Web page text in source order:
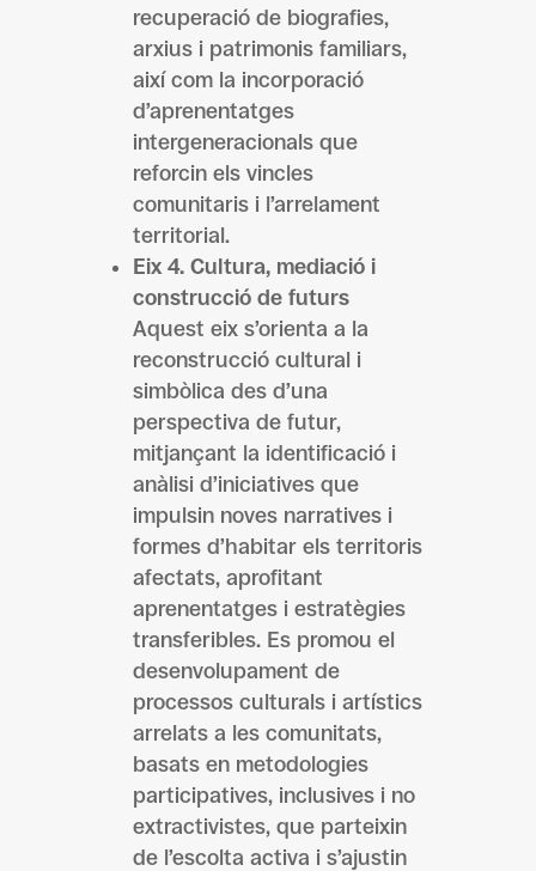
recuperació de biografies,
arxius i patrimonis familiars,
així com la incorporació
d’aprenentatges
intergeneracionals que
reforcin els vincles
comunitaris i l’arrelament
territorial.
Eix 4. Cultura, mediació i
construcció de futurs
Aquest eix s’orienta a la
reconstrucció cultural i
simbòlica des d’una
perspectiva de futur,
mitjançant la identificació i
anàlisi d’iniciatives que
impulsin noves narratives i
formes d’habitar els territoris
afectats, aprofitant
aprenentatges i estratègies
transferibles. Es promou el
desenvolupament de
processos culturals i artístics
arrelats a les comunitats,
basats en metodologies
participatives, inclusives i no
extractivistes, que parteixin
de l’escolta activa i s’ajustin